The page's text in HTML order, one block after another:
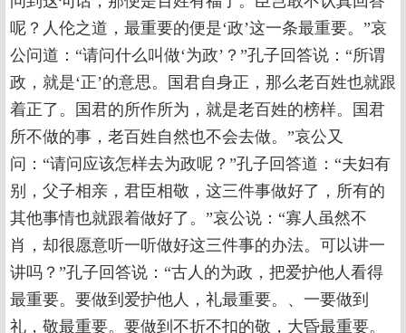
呢？人伦之道，最重要的便是‘政’这一条最重要。”哀
公问道：“请问什么叫做‘为政’？”孔子回答说：“所谓
政，就是‘正’的意思。国君自身正，那么老百姓也就跟
着正了。国君的所作所为，就是老百姓的榜样。国君
所不做的事，老百姓自然也不会去做。”哀公又
问：“请问应该怎样去为政呢？”孔子回答道：“夫妇有
别，父子相亲，君臣相敬，这三件事做好了，所有的
其他事情也就跟着做好了。”哀公说：“寡人虽然不
肖，却很愿意听一听做好这三件事的办法。可以讲一
讲吗？”孔子回答说：“古人的为政，把爱护他人看得
最重要。要做到爱护他人，礼最重要。、一要做到
礼，敬最重要。要做到不折不扣的敬，大昏最重要。